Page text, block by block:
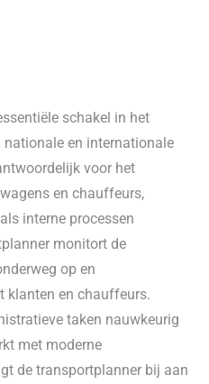
schakel in het
nationale en internationale
voor het
en chauffeurs,
interne processen
monitort de
op en
klanten en chauffeurs.
taken nauwkeurig
met moderne
de transportplanner bij aan